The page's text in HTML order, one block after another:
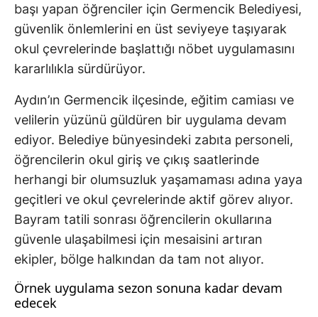
başı yapan öğrenciler için Germencik Belediyesi,
güvenlik önlemlerini en üst seviyeye taşıyarak
okul çevrelerinde başlattığı nöbet uygulamasını
kararlılıkla sürdürüyor.
Aydın’ın Germencik ilçesinde, eğitim camiası ve
velilerin yüzünü güldüren bir uygulama devam
ediyor. Belediye bünyesindeki zabıta personeli,
öğrencilerin okul giriş ve çıkış saatlerinde
herhangi bir olumsuzluk yaşamaması adına yaya
geçitleri ve okul çevrelerinde aktif görev alıyor.
Bayram tatili sonrası öğrencilerin okullarına
güvenle ulaşabilmesi için mesaisini artıran
ekipler, bölge halkından da tam not alıyor.
Örnek uygulama sezon sonuna kadar devam
edecek